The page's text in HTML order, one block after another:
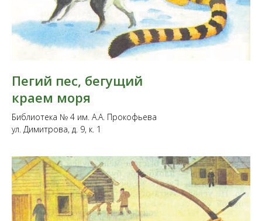
Пегий пес, бегущий
краем моря
Библиотека № 4 им. А.А. Прокофьева
ул. Димитрова, д. 9, к. 1